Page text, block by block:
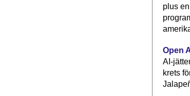
plus
Open
AI-
krets